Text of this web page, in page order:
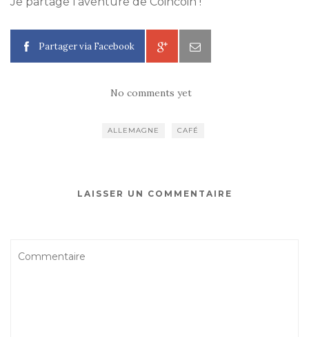
Partager via Facebook
No comments yet
ALLEMAGNE CAFÉ
LAISSER UN COMMENTAIRE